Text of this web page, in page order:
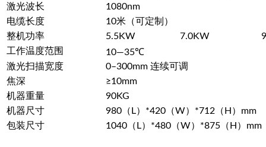
激光波长
1080nm
电缆长度
10米（可定制）
整机功率
5.5KW 7.0KW
工作温度范围
10—35℃
激光扫描宽度
0–300mm 连续可调
焦深
≥10mm
机器重量
90KG
机器尺寸
980（L）*420（W）*712（H）mm
包装尺寸
1040（L）*480（W）*875（H）mm